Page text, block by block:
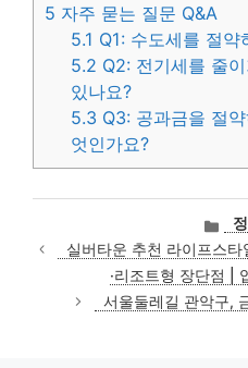
5 자주 묻는 질문 Q&A
5.1 Q1: 수도세를 절
5.2 Q2: 전기세를 줄
있나요?
5.3 Q3: 공과금을 절
엇인가요?
카
테
고
리
실버타운 추천 라이프스타
·리조트형 장단점 |
서울둘레길 관악구,